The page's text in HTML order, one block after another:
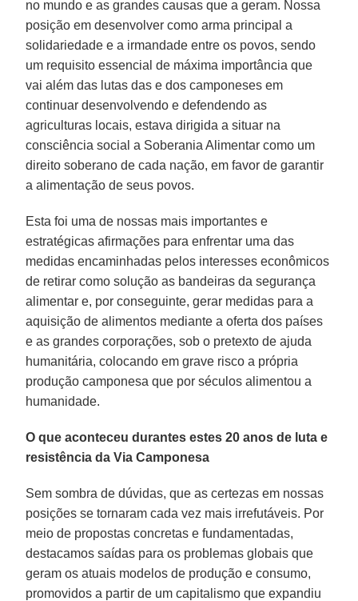
no mundo e as grandes causas que a geram. Nossa
posição em desenvolver como arma principal a
solidariedade e a irmandade entre os povos, sendo
um requisito essencial de máxima importância que
vai além das lutas das e dos camponeses em
continuar desenvolvendo e defendendo as
agriculturas locais, estava dirigida a situar na
consciência social a Soberania Alimentar como um
direito soberano de cada nação, em favor de garantir
a alimentação de seus povos.
Esta foi uma de nossas mais importantes e
estratégicas afirmações para enfrentar uma das
medidas encaminhadas pelos interesses econômicos
de retirar como solução as bandeiras da segurança
alimentar e, por conseguinte, gerar medidas para a
aquisição de alimentos mediante a oferta dos países
e as grandes corporações, sob o pretexto de ajuda
humanitária, colocando em grave risco a própria
produção camponesa que por séculos alimentou a
humanidade.
O que aconteceu durantes estes 20 anos de luta e
resistência da Via Camponesa
Sem sombra de dúvidas, que as certezas em nossas
posições se tornaram cada vez mais irrefutáveis. Por
meio de propostas concretas e fundamentadas,
destacamos saídas para os problemas globais que
geram os atuais modelos de produção e consumo,
promovidos a partir de um capitalismo que expandiu